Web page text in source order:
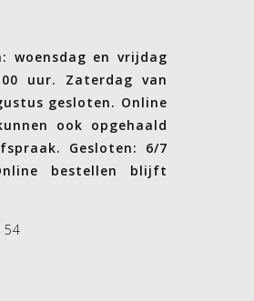
woensdag en vrijdag
uur. Zaterdag van
gesloten. Online
ook opgehaald
Gesloten: 6/7
bestellen blijft
54